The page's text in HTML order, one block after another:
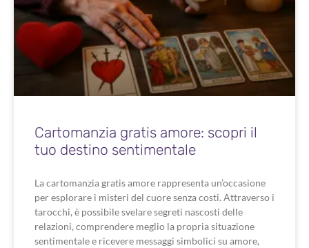
Cartomanzia gratis amore: scopri il
tuo destino sentimentale
La cartomanzia gratis amore rappresenta un’occasione
per esplorare i misteri del cuore senza costi. Attraverso i
tarocchi, è possibile svelare segreti nascosti delle
relazioni, comprendere meglio la propria situazione
sentimentale e ricevere messaggi simbolici su amore,